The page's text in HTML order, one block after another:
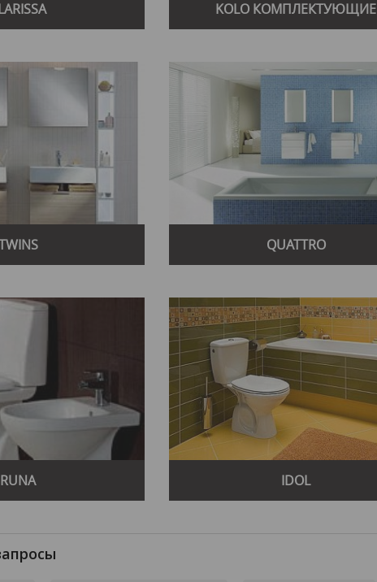
KOLO КОМПЛЕКТУЮЩИЕ
QUATTRO
RUNA IDOL